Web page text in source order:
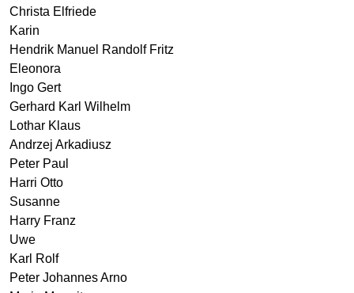
Christa Elfriede
Karin
Hendrik Manuel Randolf Fritz
Eleonora
Ingo Gert
Gerhard Karl Wilhelm
Lothar Klaus
Andrzej Arkadiusz
Peter Paul
Harri Otto
Susanne
Harry Franz
Uwe
Karl Rolf
Peter Johannes Arno